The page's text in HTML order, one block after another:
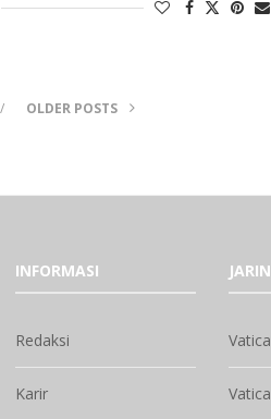
OLDER POSTS
INFORMASI
Redaksi
Karir